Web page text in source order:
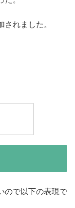
れました。
ので以下の表現で